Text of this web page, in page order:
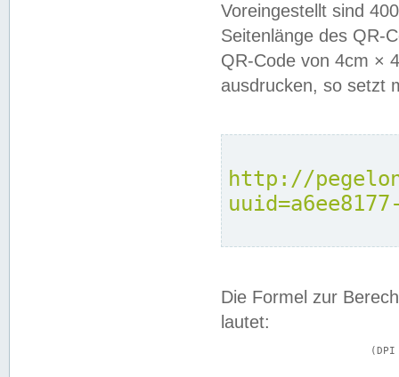
Voreingestellt sind
Seitenlänge des QR-
QR-Code von 4cm ×
ausdrucken, so setzt
http://
Die Formel zur
lautet: